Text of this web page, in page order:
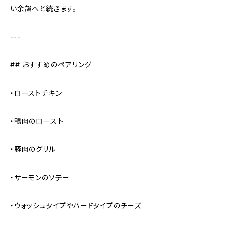
い余韻へと続きます。
---
## おすすめのペアリング
・ローストチキン
・鴨肉のロースト
・豚肉のグリル
・サーモンのソテー
・ウォッシュタイプやハードタイプのチーズ